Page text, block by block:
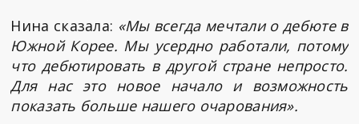
Нина сказала: «Мы всегда мечтали о дебюте в
Южной Корее. Мы усердно работали, потому
что дебютировать в другой стране непросто.
Для нас это новое начало и возможность
показать больше нашего очарования».